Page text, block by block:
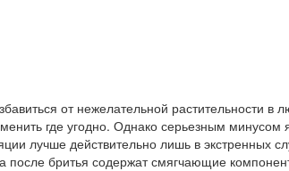
от нежелательной растительности
где угодно. Однако серьезным минусом
лучше действительно лишь в экстренных
после бритья содержат смягчающие